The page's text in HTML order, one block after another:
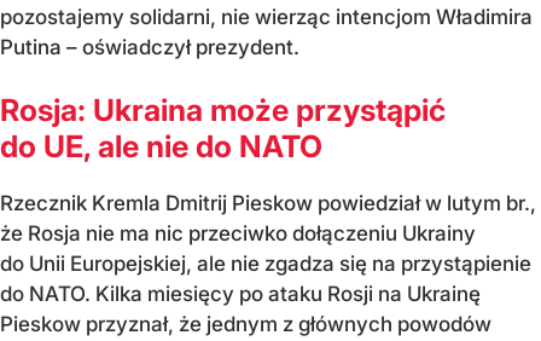
pozostajemy solidarni, nie wierząc intencjom Władimira
Putina – oświadczył prezydent.
Rosja: Ukraina może przystąpić
do UE, ale nie do NATO
Rzecznik Kremla Dmitrij Pieskow powiedział w lutym br.,
że Rosja nie ma nic przeciwko dołączeniu Ukrainy
do Unii Europejskiej, ale nie zgadza się na przystąpienie
do NATO. Kilka miesięcy po ataku Rosji na Ukrainę
Pieskow przyznał, że jednym z głównych powodów